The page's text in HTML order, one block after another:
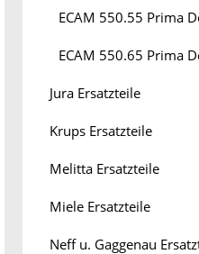
ECAM 550.55 Prima
ECAM 550.65 Prima
Jura Ersatzteile
Krups Ersatzteile
Melitta Ersatzteile
Miele Ersatzteile
Neff u. Gaggenau